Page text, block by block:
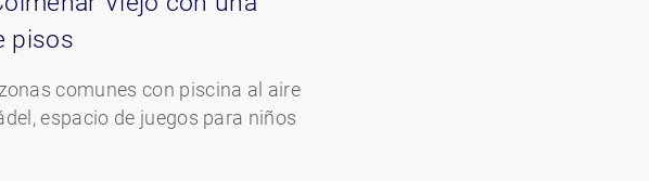
pisos
comunes con piscina al aire
espacio de juegos para niños